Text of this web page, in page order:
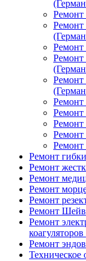
Ремонт
Ремонт
Ремонт
Ремонт
Ремонт
Ремонт
Ремонт
Ремонт
Ремонт
Ремонт
Ремонт
Ремонт
Ремонт
Ремонт
Техническое